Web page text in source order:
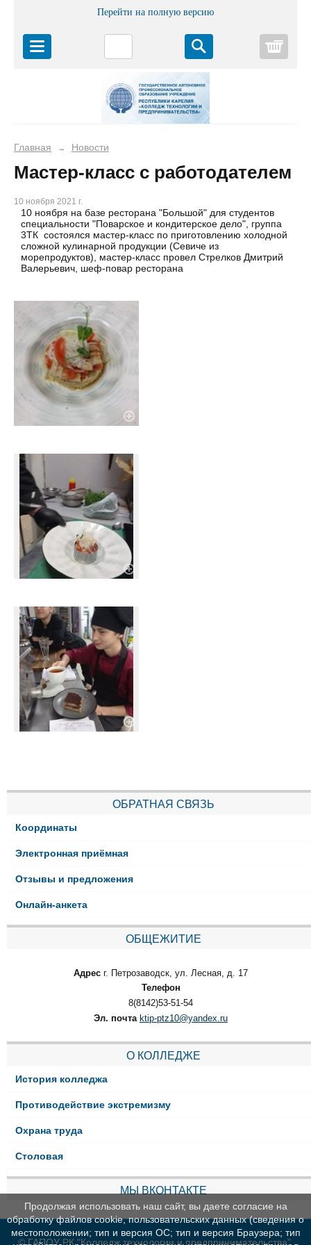
Перейти на полную версию
Главная → Новости
Мастер-класс с работодателем
10 ноября 2021 г.
10 ноября на базе ресторана "Большой" для студентов
специальности "Поварское и кондитерское дело", группа
3ТК состоялся мастер-класс по приготовлению холодной
сложной кулинарной продукции (Севиче из
морепродуктов), мастер-класс провел Стрелков Дмитрий
Валерьевич, шеф-повар ресторана
ОБРАТНАЯ СВЯЗЬ
Координаты
Электронная приёмная
Отзывы и предложения
Онлайн-анкета
ОБЩЕЖИТИЕ
Адрес г. Петрозаводск, ул. Лесная, д. 17
Телефон
8(8142)53-51-54
Эл. почта ktip-ptz10@yandex.ru
О КОЛЛЕДЖЕ
История колледжа
Противодействие экстремизму
Охрана труда
Столовая
МЫ ВКОНТАКТЕ
© ГАПОУ РК "Колледж технологии и предпринимательства"
Продолжая использовать наш сайт, вы даете согласие на
обработку файлов cookie, пользовательских данных (сведения о
местоположении; тип и версия ОС; тип и версия Браузера; тип